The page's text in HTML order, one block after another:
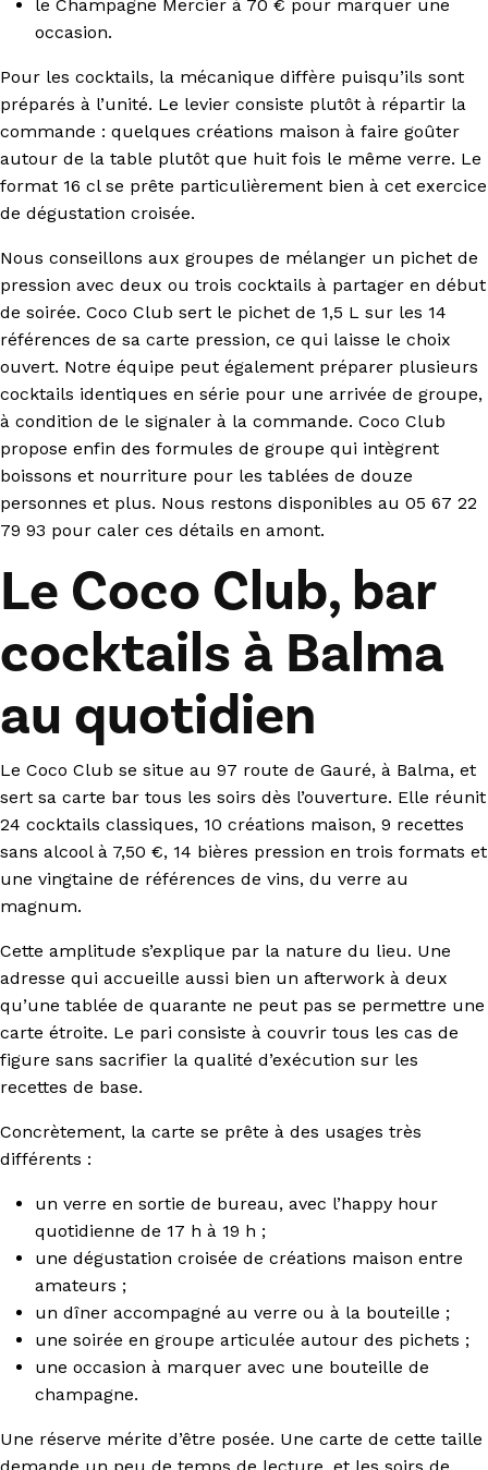
le Champagne Mercier à 70 € pour marquer une
occasion.
Pour les cocktails, la mécanique diffère puisqu’ils sont
préparés à l’unité. Le levier consiste plutôt à répartir la
commande : quelques créations maison à faire goûter
autour de la table plutôt que huit fois le même verre. Le
format 16 cl se prête particulièrement bien à cet exercice
de dégustation croisée.
Nous conseillons aux groupes de mélanger un pichet de
pression avec deux ou trois cocktails à partager en début
de soirée. Coco Club sert le pichet de 1,5 L sur les 14
références de sa carte pression, ce qui laisse le choix
ouvert. Notre équipe peut également préparer plusieurs
cocktails identiques en série pour une arrivée de groupe,
à condition de le signaler à la commande. Coco Club
propose enfin des formules de groupe qui intègrent
boissons et nourriture pour les tablées de douze
personnes et plus. Nous restons disponibles au 05 67 22
79 93 pour caler ces détails en amont.
Le Coco Club, bar
cocktails à Balma
au quotidien
Le Coco Club se situe au 97 route de Gauré, à Balma, et
sert sa carte bar tous les soirs dès l’ouverture. Elle réunit
24 cocktails classiques, 10 créations maison, 9 recettes
sans alcool à 7,50 €, 14 bières pression en trois formats et
une vingtaine de références de vins, du verre au
magnum.
Cette amplitude s’explique par la nature du lieu. Une
adresse qui accueille aussi bien un afterwork à deux
qu’une tablée de quarante ne peut pas se permettre une
carte étroite. Le pari consiste à couvrir tous les cas de
figure sans sacrifier la qualité d’exécution sur les
recettes de base.
Concrètement, la carte se prête à des usages très
différents :
un verre en sortie de bureau, avec l’happy hour
quotidienne de 17 h à 19 h ;
une dégustation croisée de créations maison entre
amateurs ;
un dîner accompagné au verre ou à la bouteille ;
une soirée en groupe articulée autour des pichets ;
une occasion à marquer avec une bouteille de
champagne.
Une réserve mérite d’être posée. Une carte de cette taille